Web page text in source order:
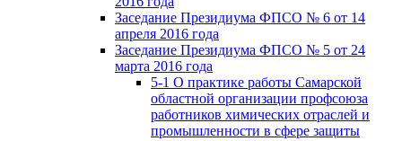
Заседание Президиума ФПСО № 6 от 14
апреля 2016 года
Заседание Президиума ФПСО № 5 от 24
марта 2016 года
5-1 О практике работы Самарской
областной организации профсоюза
работников химических отраслей и
промышленности в сфере защиты